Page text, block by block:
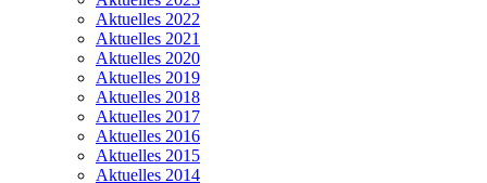
Aktuelles 2022
Aktuelles 2021
Aktuelles 2020
Aktuelles 2019
Aktuelles 2018
Aktuelles 2017
Aktuelles 2016
Aktuelles 2015
Aktuelles 2014